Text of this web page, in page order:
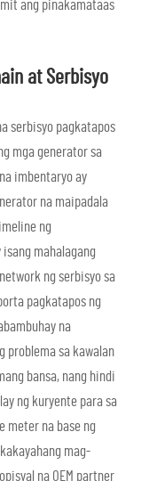
ang pinakamataas
at Serbisyo
serbisyo pagkatapos
mga generator sa
imbentaryo ay
na maipadala
ng
mahalagang
ng serbisyo sa
pagkatapos ng
na
problema sa kawalan
bansa, nang hindi
ng kuryente para sa
meter na base ng
mag-
na OEM partner